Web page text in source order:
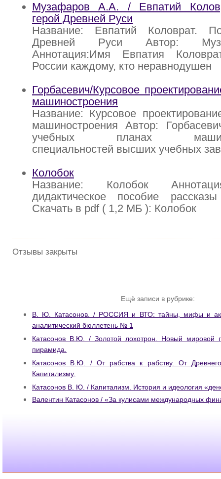
Музафаров А.А. / Евпатий
герой Древней Руси
Название: Евпатий Коловрат.
Древней Руси Автор:
Аннотация:Имя Евпатия
России каждому, кто неравнодушен
Горбасевич/Курсовое
машиностроения
Название: Курсовое
машиностроения Автор:
учебных планах
специальностей высших учебных
Колобок
Название: Колобок
дидактическое пособие
Скачать в pdf ( 1,2 МБ ): Колобок
Отзывы закрыты
Ещё записи в рубрике:
В. Ю. Катасонов. / РОССИЯ и ВТО: тайны, мифы и
аналитический бюллетень № 1
Катасонов В.Ю. / Золотой лохотрон. Новый мировой
пирамида.
Катасонов В.Ю. / От рабства к рабству. От
Капитализму.
Катасонов В. Ю. / Капитализм. История и идеология
Валентин Катасонов / «За кулисами международных